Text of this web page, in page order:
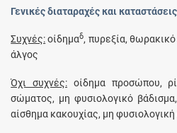
Γενικές διαταραχές και
Συχνές:οίδημαδ, πυρεξία,
άλγος
Όχι συχνές:οίδημα προσώπου,
σώματος, μη φυσιολογικό
αίσθημα κακουχίας, μη